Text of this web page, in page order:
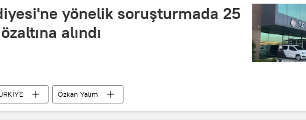
yönelik soruşturmada 25
alındı
Özkan Yalım